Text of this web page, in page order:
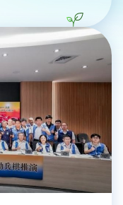
，最終錄取30
、銘傳大學、國
傳播等相關科系
習，提前接軌業